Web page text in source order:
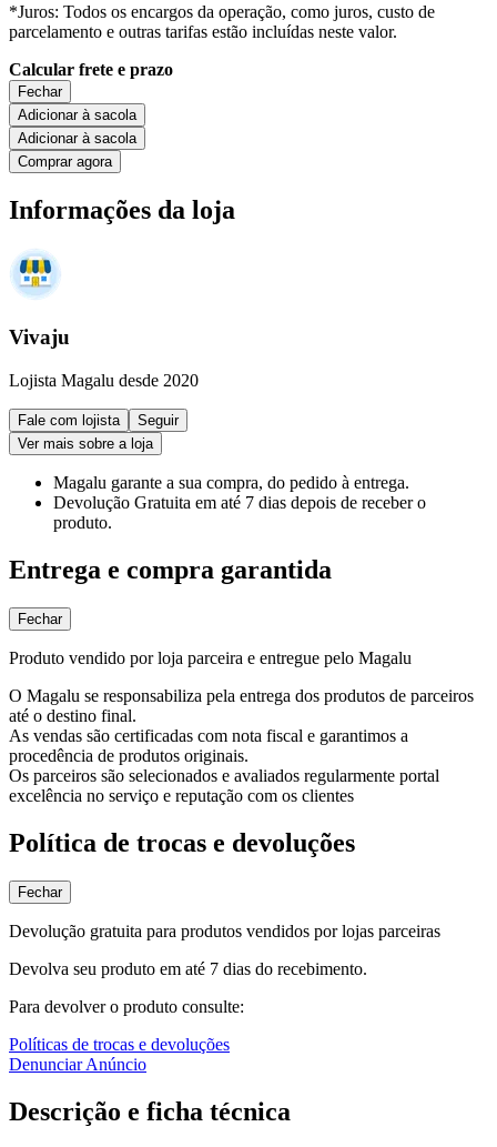
*Juros: Todos os encargos da operação, como juros, custo de
parcelamento e outras tarifas estão incluídas neste valor.
Calcular frete e prazo
Fechar
Adicionar à sacola
Adicionar à sacola
Comprar agora
Informações da loja
Vivaju
Lojista Magalu desde 2020
Fale com lojista
Seguir
Ver mais sobre a loja
Magalu garante a sua compra, do pedido à entrega.
Devolução Gratuita em até 7 dias depois de receber o
produto.
Entrega e compra garantida
Fechar
Produto vendido por loja parceira e entregue pelo Magalu
O Magalu se responsabiliza pela entrega dos produtos de parceiros
até o destino final.
As vendas são certificadas com nota fiscal e garantimos a
procedência de produtos originais.
Os parceiros são selecionados e avaliados regularmente portal
excelência no serviço e reputação com os clientes
Política de trocas e devoluções
Fechar
Devolução gratuita para produtos vendidos por lojas parceiras
Devolva seu produto em até 7 dias do recebimento.
Para devolver o produto consulte:
Políticas de trocas e devoluções
Denunciar Anúncio
Descrição e ficha técnica